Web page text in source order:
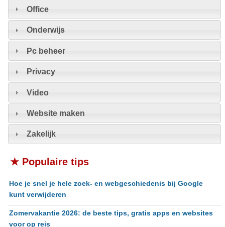
Office
Onderwijs
Pc beheer
Privacy
Video
Website maken
Zakelijk
★ Populaire tips
Hoe je snel je hele zoek- en webgeschiedenis bij Google
kunt verwijderen
Zomervakantie 2026: de beste tips, gratis apps en websites
voor op reis